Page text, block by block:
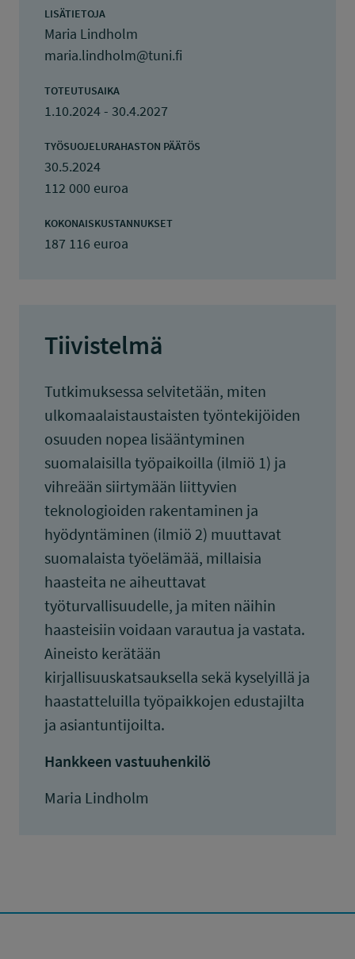
LISÄTIETOJA
Maria Lindholm
maria.lindholm@tuni.fi
TOTEUTUSAIKA
1.10.2024 - 30.4.2027
TYÖSUOJELURAHASTON PÄÄTÖS
30.5.2024
112 000 euroa
KOKONAISKUSTANNUKSET
187 116 euroa
Tiivistelmä
Tutkimuksessa selvitetään, miten
ulkomaalaistaustaisten työntekijöiden
osuuden nopea lisääntyminen
suomalaisilla työpaikoilla (ilmiö 1) ja
vihreään siirtymään liittyvien
teknologioiden rakentaminen ja
hyödyntäminen (ilmiö 2) muuttavat
suomalaista työelämää, millaisia
haasteita ne aiheuttavat
työturvallisuudelle, ja miten näihin
haasteisiin voidaan varautua ja vastata.
Aineisto kerätään
kirjallisuuskatsauksella sekä kyselyillä ja
haastatteluilla työpaikkojen edustajilta
ja asiantuntijoilta.
Hankkeen vastuuhenkilö
Maria Lindholm